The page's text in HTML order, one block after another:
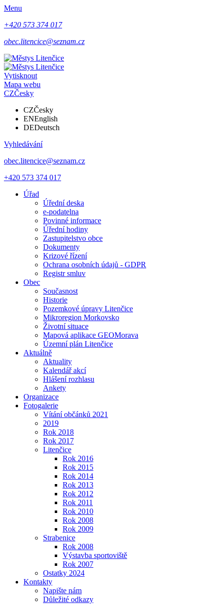
Menu
+420 573 374 017
obec.litencice@seznam.cz
Vytisknout
Mapa webu
CZČesky
CZČesky
ENEnglish
DEDeutsch
Vyhledávání
obec.litencice@seznam.cz
+420 573 374 017
Úřad
Úřední deska
e-podatelna
Povinné informace
Úřední hodiny
Zastupitelstvo obce
Dokumenty
Krizové řízení
Ochrana osobních údajů - GDPR
Registr smluv
Obec
Současnost
Historie
Pozemkové úpravy Litenčice
Mikroregion Morkovsko
Životní situace
Mapová aplikace GEOMorava
Územní plán Litenčice
Aktuálně
Aktuality
Kalendář akcí
Hlášení rozhlasu
Ankety
Organizace
Fotogalerie
Vítání občánků 2021
2019
Rok 2018
Rok 2017
Litenčice
Rok 2016
Rok 2015
Rok 2014
Rok 2013
Rok 2012
Rok 2011
Rok 2010
Rok 2008
Rok 2009
Strabenice
Rok 2008
Výstavba sportoviště
Rok 2007
Ostatky 2024
Kontakty
Napište nám
Důležité odkazy